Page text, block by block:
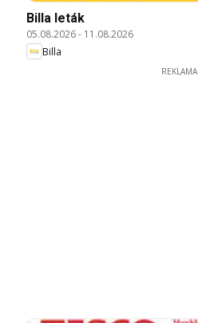
Billa leták
05.08.2026- 11.08.2026
Billa
REKLAMA